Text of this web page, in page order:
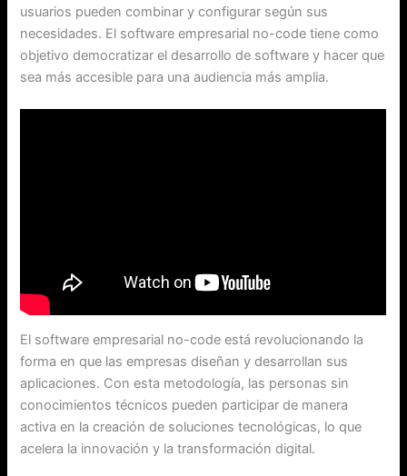
usuarios pueden combinar y configurar según sus
necesidades. El software empresarial no-code tiene como
objetivo democratizar el desarrollo de software y hacer que
sea más accesible para una audiencia más amplia.
El software empresarial no-code está revolucionando la
forma en que las empresas diseñan y desarrollan sus
aplicaciones. Con esta metodología, las personas sin
conocimientos técnicos pueden participar de manera
activa en la creación de soluciones tecnológicas, lo que
acelera la innovación y la transformación digital.